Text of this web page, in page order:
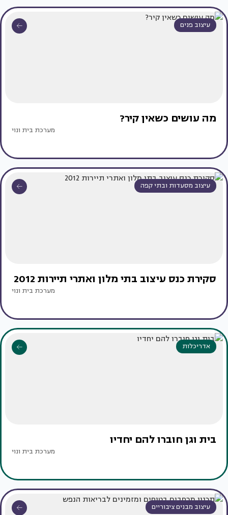
עיצוב פנים
מה עושים כשאין קיר?
מערכת בית ונוי
עיצוב מסעדות ובתי קפה
סקירת כנס עיצוב בתי מלון ואתרי תיירות 2012
מערכת בית ונוי
אדריכלות
בית וגן חוברו להם יחדיו
מערכת בית ונוי
עיצוב מבנים ציבוריים